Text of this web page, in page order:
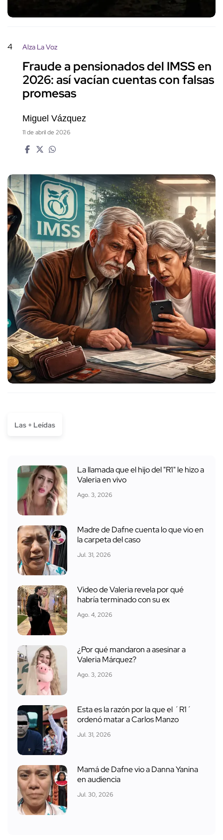
4 Alza La Voz
Fraude a pensionados del IMSS en
2026: así vacían cuentas con falsas
promesas
Miguel Vázquez
11 de abril de 2026
Las + Leídas
La llamada que el hijo del "R1" le hizo a
Valeria en vivo
Ago. 3, 2026
Madre de Dafne cuenta lo que vio en
la carpeta del caso
Jul. 31, 2026
Video de Valeria revela por qué
habría terminado con su ex
Ago. 4, 2026
¿Por qué mandaron a asesinar a
Valeria Márquez?
Ago. 3, 2026
Esta es la razón por la que el ´R1´
ordenó matar a Carlos Manzo
Jul. 31, 2026
Mamá de Dafne vio a Danna Yanina
en audiencia
Jul. 30, 2026